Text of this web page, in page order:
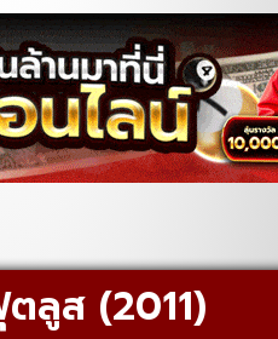
ลูส (2011)